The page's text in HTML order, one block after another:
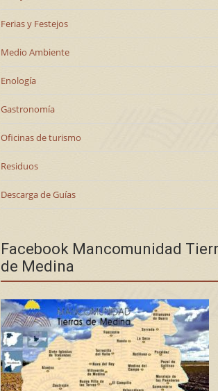
Ferias y Festejos
Medio Ambiente
Enología
Gastronomía
Oficinas de turismo
Residuos
Descarga de Guías
Facebook Mancomunidad
de Medina